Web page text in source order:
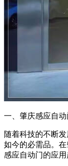
一、肇庆感应自
随着科技的不断
如今的必需品。
感应自动门的应